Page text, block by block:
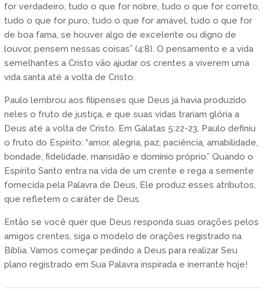
for verdadeiro, tudo o que for nobre, tudo o que for correto,
tudo o que for puro, tudo o que for amável, tudo o que for
de boa fama, se houver algo de excelente ou digno de
louvor, pensem nessas coisas” (4:8). O pensamento e a vida
semelhantes a Cristo vão ajudar os crentes a viverem uma
vida santa até a volta de Cristo.
Paulo lembrou aos filipenses que Deus já havia produzido
neles o fruto de justiça, e que suas vidas trariam glória a
Deus até a volta de Cristo. Em Gálatas 5:22-23, Paulo definiu
o fruto do Espírito: “amor, alegria, paz, paciência, amabilidade,
bondade, fidelidade, mansidão e domínio próprio.” Quando o
Espírito Santo entra na vida de um crente e rega a semente
fornecida pela Palavra de Deus, Ele produz esses atributos,
que refletem o caráter de Deus.
Então se você quer que Deus responda suas orações pelos
amigos crentes, siga o modelo de orações registrado na
Bíblia. Vamos começar pedindo a Deus para realizar Seu
plano registrado em Sua Palavra inspirada e inerrante hoje!